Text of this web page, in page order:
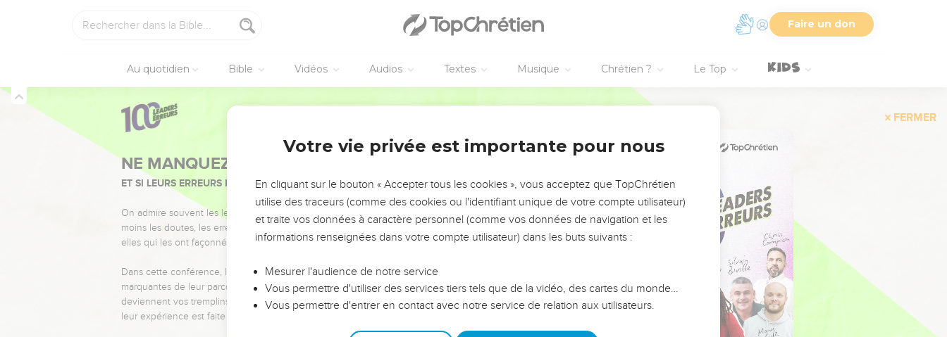
Faire un don
Au quotidien Bible Vidéos Audios Textes Musique Chrétien ? Le Top
FERMER
NE MANQUEZ PAS L’ÉVÉNEMENT DE L’ANNÉE !
ET SI LEURS ERREURS POUVAIENT VOUS ÉVITER LES VOTRES ?
On admire souvent les leaders pour leurs réussites, leur impact, leur foi ou leur vision. Mais on voit
moins les doutes, les erreurs et les saisons difficiles qu'ils ont traversés, alors même que ce sont
elles qui les ont façonnés.
Dans cette conférence, leaders, entrepreneurs, et responsables reviennent sur les erreurs
marquantes de leur parcours et les clés pour avancer avec plus de sagesse afin que leurs erreurs
deviennent vos tremplins. Que vous guidiez un ministère, une équipe, un groupe ou une famille,
leur expérience est faite pour vous.
Votre vie privée est importante pour nous
En cliquant sur le bouton « Accepter tous les cookies », vous acceptez que TopChrétien
utilise des traceurs (comme des cookies ou l'identifiant unique de votre compte utilisateur)
et traite vos données à caractère personnel (comme vos données de navigation et les
informations renseignées dans votre compte utilisateur) dans les buts suivants :
Mesurer l'audience de notre service
Vous permettre d'utiliser des services tiers tels que de la vidéo, des cartes du monde…
Vous permettre d'entrer en contact avec notre service de relation aux utilisateurs.